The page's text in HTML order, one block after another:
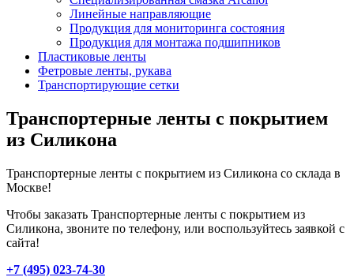
Линейные направляющие
Продукция для мониторинга состояния
Продукция для монтажа подшипников
Пластиковые ленты
Фетровые ленты, рукава
Транспортирующие сетки
Транспортерные ленты с покрытием
из Силикона
Транспортерные ленты с покрытием из Силикона со склада в
Москве!
Чтобы заказать Транспортерные ленты с покрытием из
Силикона, звоните по телефону, или воспользуйтесь заявкой с
сайта!
+7 (495) 023-74-30